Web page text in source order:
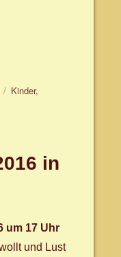
Schlagwörter
Kinder,
in
um 17 Uhr
und Lust